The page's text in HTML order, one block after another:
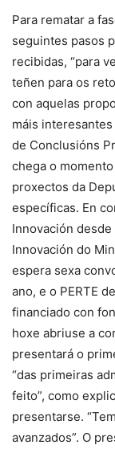
Para rematar a
seguintes pasos
recibidas, “para
teñen para os
con aquelas
máis
de Conclusións
chega o
proxectos da
específicas. En
Innovación desde
Innovación do
espera sexa
ano, e o PERTE
financiado con
hoxe abriuse a
presentará o
“das primeiras
feito”, como
presentarse.
avanzados”. O